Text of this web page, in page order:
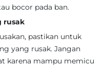
bocor pada ban.
rusak
pastikan untuk
yang rusak. Jangan
karena mampu memicu